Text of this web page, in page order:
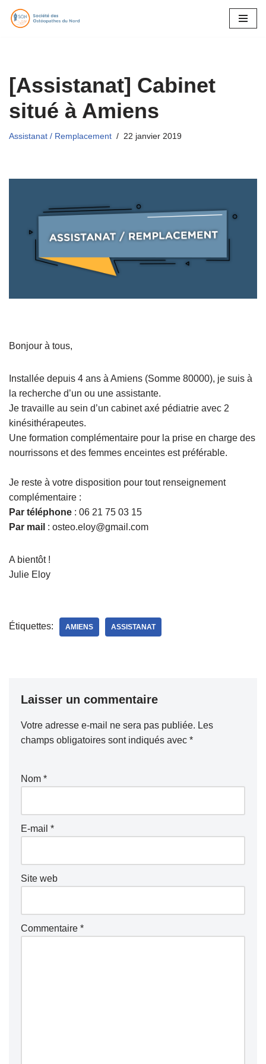
[Assistanat] Cabinet
situé à Amiens
Assistanat / Remplacement 22 janvier 2019
Bonjour à tous,
Installée depuis 4 ans à Amiens (Somme 80000), je suis à
la recherche d’un ou une assistante.
Je travaille au sein d’un cabinet axé pédiatrie avec 2
kinésithérapeutes.
Une formation complémentaire pour la prise en charge des
nourrissons et des femmes enceintes est préférable.
Je reste à votre disposition pour tout renseignement
complémentaire :
Par téléphone : 06 21 75 03 15
Par mail : osteo.eloy@gmail.com
A bientôt !
Julie Eloy
Étiquettes: AMIENS ASSISTANAT
Laisser un commentaire
Votre adresse e-mail ne sera pas publiée. Les
champs obligatoires sont indiqués avec *
Nom *
E-mail *
Site web
Commentaire *